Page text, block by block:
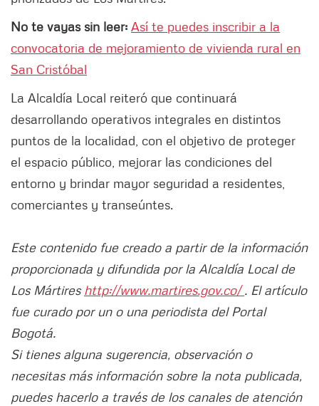
No te vayas sin leer: Así te puedes inscribir a la
convocatoria de mejoramiento de vivienda rural en
San Cristóbal
La Alcaldía Local reiteró que continuará
desarrollando operativos integrales en distintos
puntos de la localidad, con el objetivo de proteger
el espacio público, mejorar las condiciones del
entorno y brindar mayor seguridad a residentes,
comerciantes y transeúntes.
Este contenido fue creado a partir de la información
proporcionada y difundida por la Alcaldía Local de
Los Mártires http://www.martires.gov.co/. El artículo
fue curado por un o una periodista del Portal
Bogotá.
Si tienes alguna sugerencia, observación o
necesitas más información sobre la nota publicada,
puedes hacerlo a través de los canales de atención